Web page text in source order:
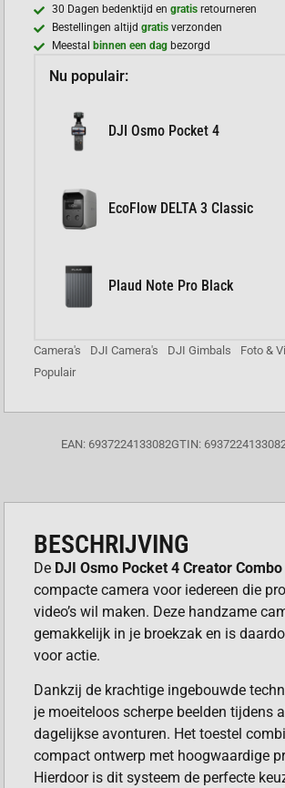
30 Dagen bedenktijd engratis retourneren
Bestellingen altijdgratisverzonden
Meestalbinnen een dag bezorgd
Nu populair:
DJI Osmo Pocket 4
EcoFlow DELTA 3 Classic
Plaud Note Pro Black
Camera's DJI Camera's DJI Gimbals Foto &
Populair
EAN: 6937224133082GTIN:
BESCHRIJVING
De DJI Osmo Pocket 4 Creator Combo
compacte camera voor iedereen die
video’s wil maken. Deze handzame
gemakkelijk in je broekzak en is
voor actie.
Dankzij de krachtige ingebouwde
je moeiteloos scherpe beelden tijdens
dagelijkse avonturen. Het toestel
compact ontwerp met hoogwaardige
Hierdoor is dit systeem de perfecte